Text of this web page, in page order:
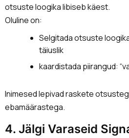
otsuste loogika libiseb käest.
Oluline on:
Selgitada otsuste
täiuslik
kaardistada piirangud:
Inimesed lepivad raskete
ebamäärastega.
4. Jälgi Varaseid